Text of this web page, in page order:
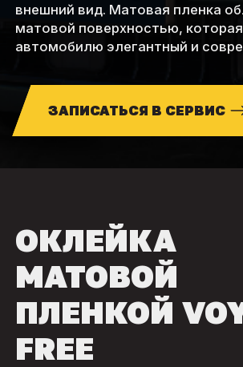
внешний вид. Матовая пленка
матовой поверхностью,
автомобилю элегантный и
ЗАПИСАТЬСЯ В СЕРВИС
ОКЛЕЙКА
МАТОВОЙ
ПЛЕНКОЙ
FREE